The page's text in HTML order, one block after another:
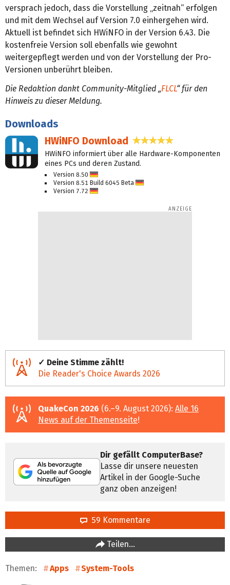
versprach jedoch, dass die Vorstellung „zeitnah“ erfolgen
und mit dem Wechsel auf Version 7.0 einhergehen wird.
Aktuell ist befindet sich HWiNFO in der Version 6.43. Die
kostenfreie Version soll ebenfalls wie gewohnt
weitergepflegt werden und von der Vorstellung der Pro-
Versionen unberührt bleiben.
Die Redaktion dankt Community-Mitglied „FLCL“ für den
Hinweis zu dieser Meldung.
Downloads
HWiNFO Download
HWiNFO informiert über alle Hardware-Komponenten
eines PCs und deren Zustand.
Version 8.50
eu
tsc
Version 8.51 Build 6045 Beta
Version 7.72
✓ Deine Stimme zählt!
Die Reader's Choice Awards 2026
QuakeCon 2026 (6.–9. August 2026): Alle 16
News auf der Themenseite!
Dir gefällt ComputerBase?
Lasse dir unsere neuesten
Artikel in der Google-Suche
ganz oben anzeigen!
59 Kommentare
Teilen…
Themen: Apps System-Tools